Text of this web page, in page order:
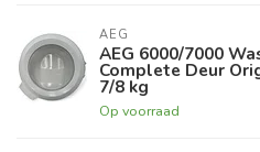
AEG
AEG 6000/7000
Complete Deur
7/8 kg
Op voorraad